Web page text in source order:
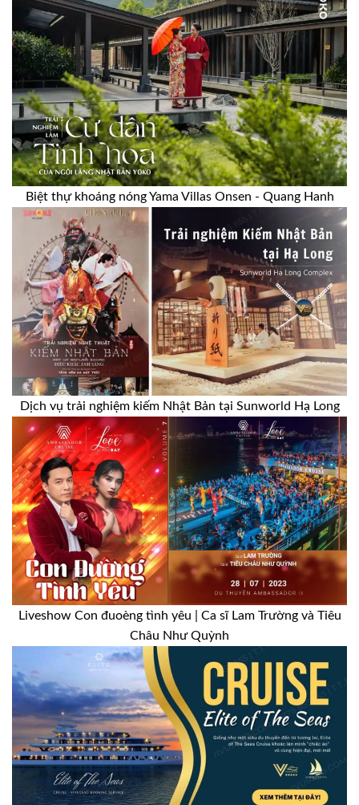
Biệt thự khoáng nóng Yama Villas Onsen - Quang Hanh
Dịch vụ trải nghiệm kiếm Nhật Bản tại Sunworld Hạ Long
Liveshow Con đuoèng tình yêu | Ca sĩ Lam Trường và Tiêu
Châu Như Quỳnh